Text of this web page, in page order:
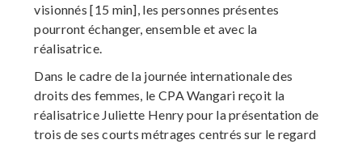
visionnés [15 min], les personnes présentes
pourront échanger, ensemble et avec la
réalisatrice.
Dans le cadre de la journée internationale des
droits des femmes, le CPA Wangari reçoit la
réalisatrice Juliette Henry pour la présentation de
trois de ses courts métrages centrés sur le regard